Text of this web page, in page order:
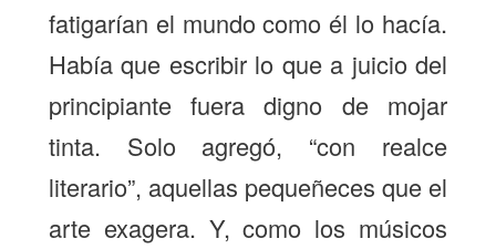
fatigarían el mundo como él lo hacía.
Había que escribir lo que a juicio del
principiante fuera digno de mojar
tinta. Solo agregó, “con realce
literario”, aquellas pequeñeces que el
arte exagera. Y, como los músicos